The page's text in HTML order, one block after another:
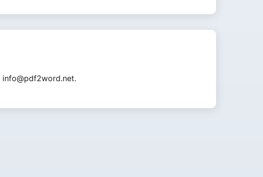
info@pdf2word.net.